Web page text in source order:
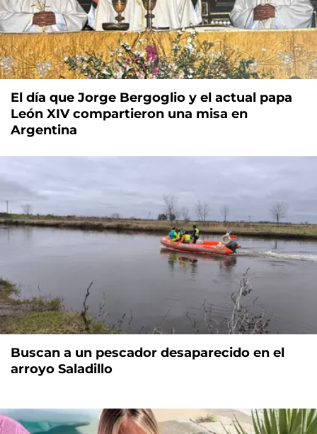
El día que Jorge Bergoglio y el actual papa
León XIV compartieron una misa en
Argentina
Buscan a un pescador desaparecido en el
arroyo Saladillo